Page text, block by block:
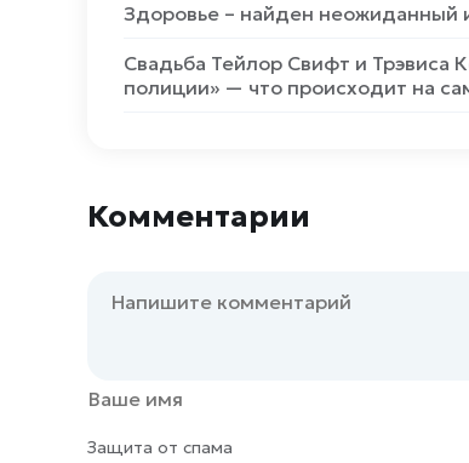
Здоровье – найден неожиданный
Свадьба Тейлор Свифт и Трэвиса
полиции» — что происходит на
Комментарии
Защита от спама